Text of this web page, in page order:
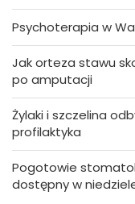
Psychoterapia w
Jak orteza stawu
po amputacji
Żylaki i szczelina
profilaktyka
Pogotowie
dostępny w